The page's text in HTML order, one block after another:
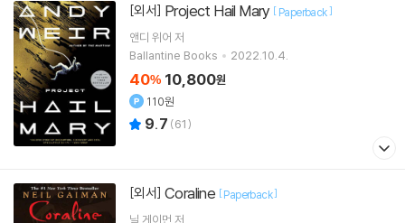
[외서] Project Hail Mary [ Paperback]
앤디 위어 저
Ballantine Books
2022.10.4.
40% 10,800원
110원
9.7 (61)
[외서] Coraline [Paperback]
닐 게이먼 저